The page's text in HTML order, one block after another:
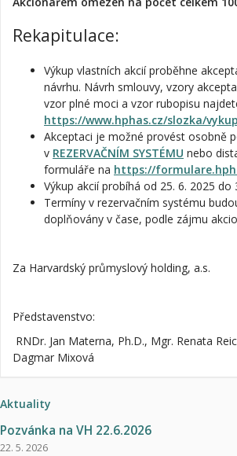
Rekapitulace:
Výkup vlastních akcií proběhne
návrhu. Návrh smlouvy, vzory
vzor plné moci a vzor rubopisu
https://www.hphas.cz/slozka/
Akceptaci je možné provést osobně
v REZERVAČNÍM SYSTÉMU nebo
formuláře na https://
Výkup akcií probíhá od 25. 6. 2025 do
Termíny v rezervačním systému
doplňovány v čase, podle zájmu
Za Harvardský průmyslový holding, a.s.
Představenstvo:
RNDr. Jan Materna, Ph.D., Mgr. Renata
Dagmar Mixová
Aktuality
Pozvánka na VH 22.6.2026
22. 5. 2026